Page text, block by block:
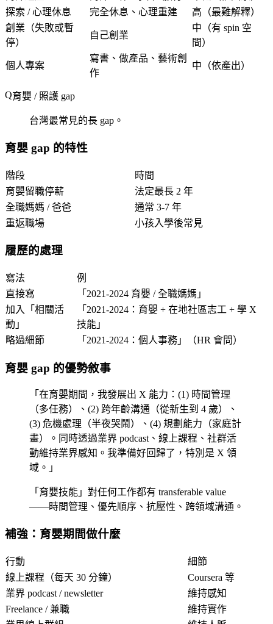
探索 / 心理休息
完全休息、心理重建
高（最難解釋）
創業（失敗或暫
停）
自己創業
中（有 spin 空
間）
個人專案
寫書、做產品、藝術創
作
中（依產出）
育嬰 / 照護 gap
台灣最常見的長 gap。
育嬰 gap 的特性
階段
時間
育嬰留職停薪
法定最長 2 年
全職媽媽 / 爸爸
通常 3-7 年
重返職場
小孩入學後常見
履歷的處理
寫法
例
直接寫
「2021-2024 育嬰 / 全職媽媽」
加入「相關活
動」
「2021-2024：育嬰 + 在地社區志工 + 學 X
技能」
略過細節
「2021-2024：個人事務」（HR 會問）
育嬰 gap 的優勢敘事
「在育嬰期間，我發展出 X 能力：(1) 時間管理
（多任務）、(2) 跨年齡溝通（從新生到 4 歲）、
(3) 危機處理（半夜哭鬧）、(4) 規劃能力（家庭計
畫）。同時透過業界 podcast、線上課程、社群活
動維持業界感知。我準備好回歸了，特別是 X 領
域。」
「育嬰技能」對任何工作都有 transferable value
——時間管理、優先順序、抗壓性、跨領域溝通。
補強：育嬰期間做什麼
行動
細節
線上課程（每天 30 分鐘）
Coursera 等
業界 podcast / newsletter
維持感知
Freelance / 兼職
維持實作